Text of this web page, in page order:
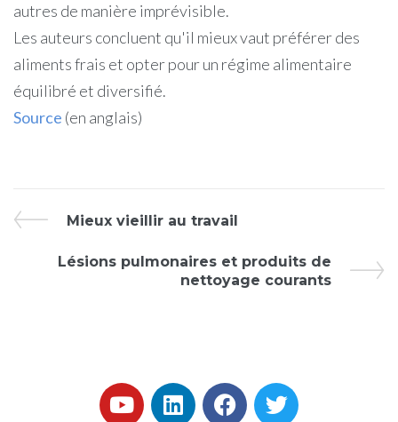
autres de manière imprévisible.
Les auteurs concluent qu'il mieux vaut préférer des
aliments frais et opter pour un régime alimentaire
équilibré et diversifié.
Source (en anglais)
Mieux vieillir au travail
Lésions pulmonaires et produits de
nettoyage courants